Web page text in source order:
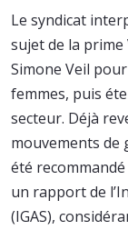
Le syndicat
sujet de la
Simone Veil
femmes, puis
secteur. Déjà
mouvements de
été
un rapport de
(IGAS),